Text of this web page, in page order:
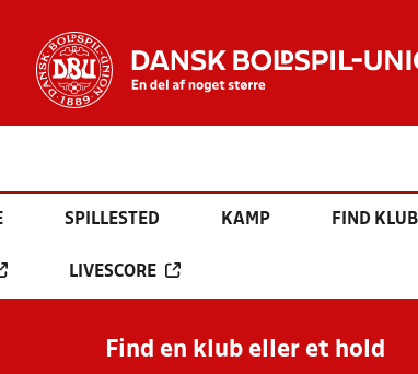
SPILLESTED KAMP FIND
LIVESCORE
Find en klub eller et hold